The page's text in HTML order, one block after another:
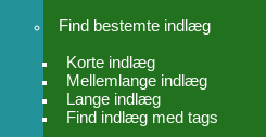
Find bestemte indlæg
Korte indlæg
Mellemlange indlæg
Lange indlæg
Find indlæg med tags